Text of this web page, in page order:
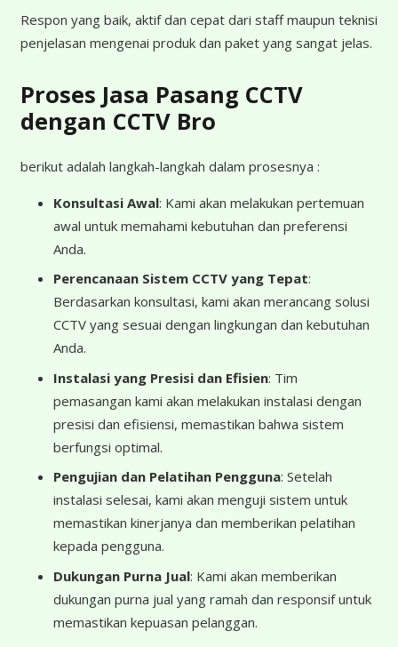
Respon yang baik, aktif dan cepat dari staff maupun teknisi
penjelasan mengenai produk dan paket yang sangat jelas.
Proses Jasa Pasang CCTV
dengan CCTV Bro
berikut adalah langkah-langkah dalam prosesnya :
Konsultasi Awal: Kami akan melakukan pertemuan
awal untuk memahami kebutuhan dan preferensi
Anda.
Perencanaan Sistem CCTV yang Tepat:
Berdasarkan konsultasi, kami akan merancang solusi
CCTV yang sesuai dengan lingkungan dan kebutuhan
Anda.
Instalasi yang Presisi dan Efisien: Tim
pemasangan kami akan melakukan instalasi dengan
presisi dan efisiensi, memastikan bahwa sistem
berfungsi optimal.
Pengujian dan Pelatihan Pengguna: Setelah
instalasi selesai, kami akan menguji sistem untuk
memastikan kinerjanya dan memberikan pelatihan
kepada pengguna.
Dukungan Purna Jual: Kami akan memberikan
dukungan purna jual yang ramah dan responsif untuk
memastikan kepuasan pelanggan.